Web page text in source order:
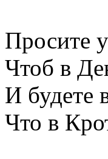
Просите
Чтоб в
И будете
Что в